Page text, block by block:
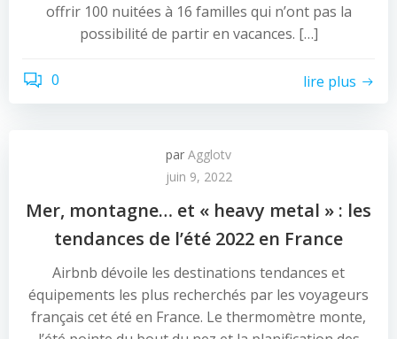
offrir 100 nuitées à 16 familles qui n’ont pas la
possibilité de partir en vacances. […]
0 lire plus
par Agglotv
juin 9, 2022
Mer, montagne… et « heavy metal » : les
tendances de l’été 2022 en France
Airbnb dévoile les destinations tendances et
équipements les plus recherchés par les voyageurs
français cet été en France. Le thermomètre monte,